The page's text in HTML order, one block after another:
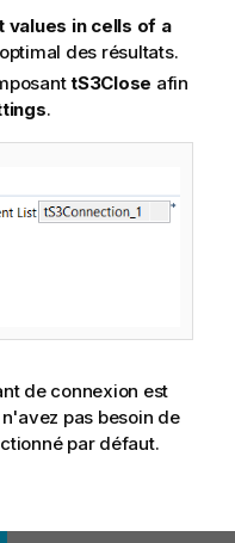
values in cells of a
des résultats.
tS3Close afin
.
de connexion est
pas besoin de
par défaut.